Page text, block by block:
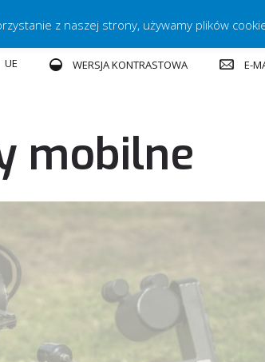
UE WERSJA KONTRASTOWA E-
mobilne
z naszej strony, używamy plików